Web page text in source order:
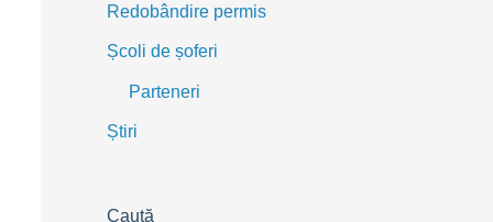
Redobândire permis
Școli de șoferi
Parteneri
Știri
Caută